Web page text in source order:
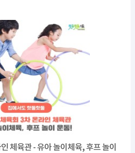
체육관 - 유아 놀이체육, 후프 놀이